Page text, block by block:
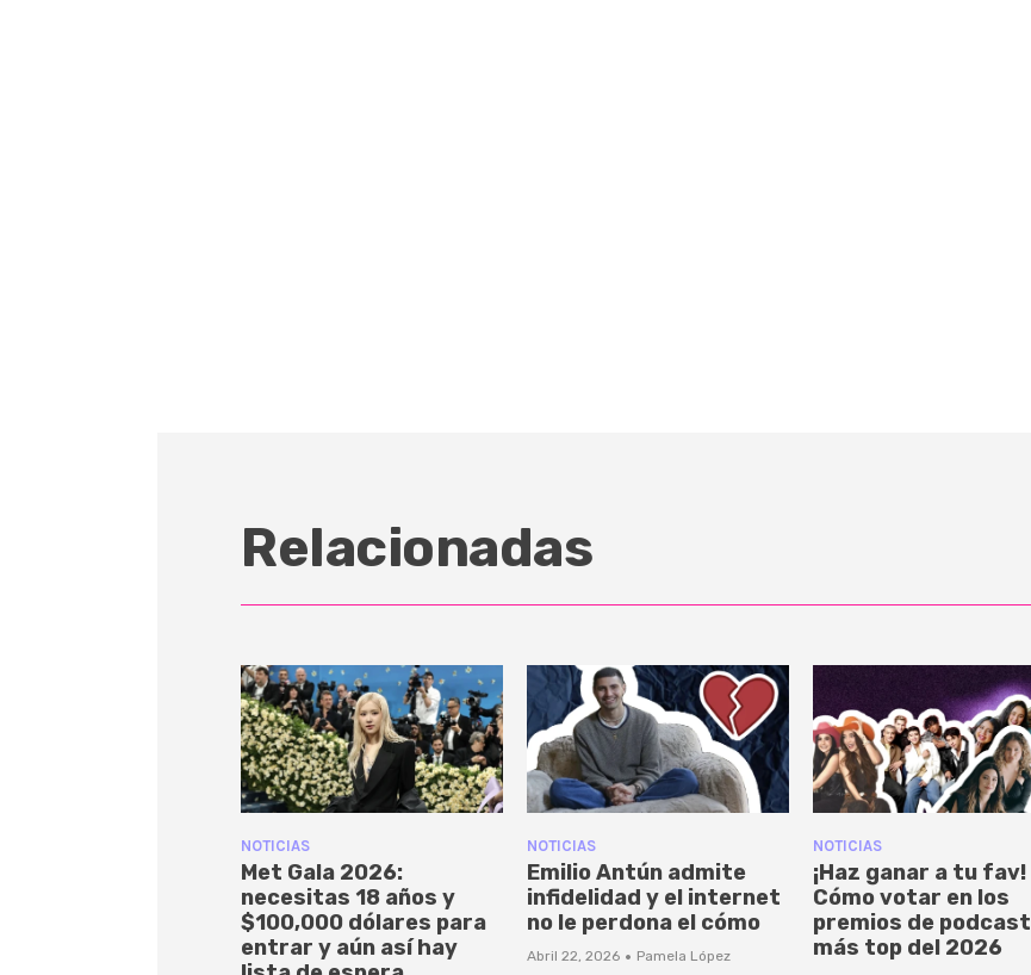
Relacionadas
NOTICIAS
Met Gala 2026:
necesitas 18 años y
$100,000 dólares para
entrar y aún así hay
NOTICIAS
Emilio Antún admite
infidelidad y el internet
no le perdona el cómo
Abril 22, 2026 · Pamela López
NOTICIAS
¡Haz ganar a tu fav!
Cómo votar en los
premios de podcast
más top del 2026